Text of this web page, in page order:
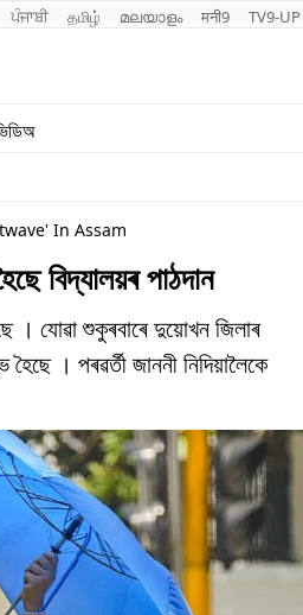
ਪੰਜਾਬੀ தமிழ் മലയാളം मनी9 TV9-UP
In Assam
বিদ্যালয়ৰ পাঠদান
। যোৱা শুকুৰবাৰে দুয়োখন জিলাৰ
। পৰৱৰ্তী জাননী নিদিয়ালৈকে